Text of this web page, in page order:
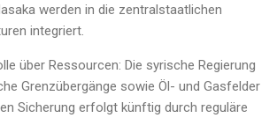
werden in die zentralstaatlichen
integriert.
über Ressourcen: Die syrische Regierung
Grenzübergänge sowie Öl- und Gasfelder
Sicherung erfolgt künftig durch reguläre